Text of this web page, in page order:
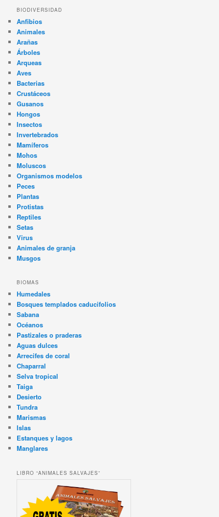
BIODIVERSIDAD
Anfibios
Animales
Arañas
Árboles
Arqueas
Aves
Bacterias
Crustáceos
Gusanos
Hongos
Insectos
Invertebrados
Mamíferos
Mohos
Moluscos
Organismos modelos
Peces
Plantas
Protistas
Reptiles
Setas
Virus
Animales de granja
Musgos
BIOMAS
Humedales
Bosques templados caducifolios
Sabana
Océanos
Pastizales o praderas
Aguas dulces
Arrecifes de coral
Chaparral
Selva tropical
Taiga
Desierto
Tundra
Marismas
Islas
Estanques y lagos
Manglares
LIBRO “ANIMALES SALVAJES”